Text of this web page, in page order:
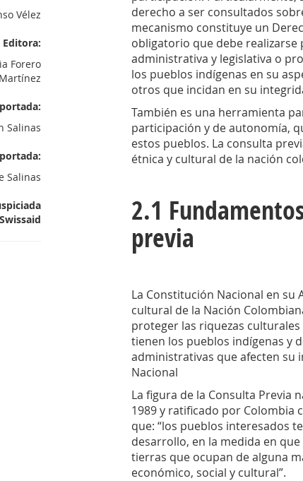
Vélez
Editora:
Forero
Martínez
Salinas
Salinas
derecho a ser consultados
mecanismo constituye un
obligatorio que debe realizarse
administrativa y legislativa o
los pueblos indígenas en su
otros que incidan en su
También es una herramienta
participación y de autonomía,
estos pueblos. La consulta
étnica y cultural de la nación
2.1
previa
La Constitución Nacional en su
cultural de la Nación
proteger las riquezas culturales
tienen los pueblos indígenas y
administrativas que afecten su
Nacional
La figura de la Consulta Previa
1989 y ratificado por Colombia
que: “los pueblos interesados
desarrollo, en la medida en
tierras que ocupan de alguna
económico, social y cultural”.